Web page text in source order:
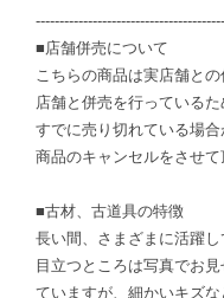
■店舗併売について
こちらの商品は実店舗との
店舗と併売を行っている
すでに売り切れている場
商品のキャンセルをさせて
■古材、古道具の特徴
長い間、さまざまに活躍し
目立つところは写真でお
ていますが、細かいキズ